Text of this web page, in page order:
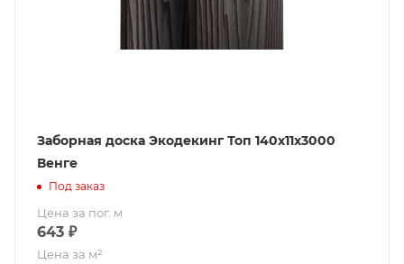
Заборная доска Экодекинг Топ 140х11x3000
Венге
Под заказ
Цена за пог. м
643 ₽
Цена за м²